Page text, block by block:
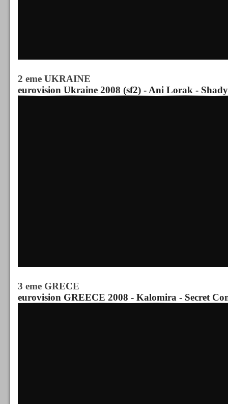
2 eme UKRAINE
eurovision Ukraine 2008 (sf2) - Ani Lorak -
3 eme GRECE
eurovision GREECE 2008 - Kalomira - Secret